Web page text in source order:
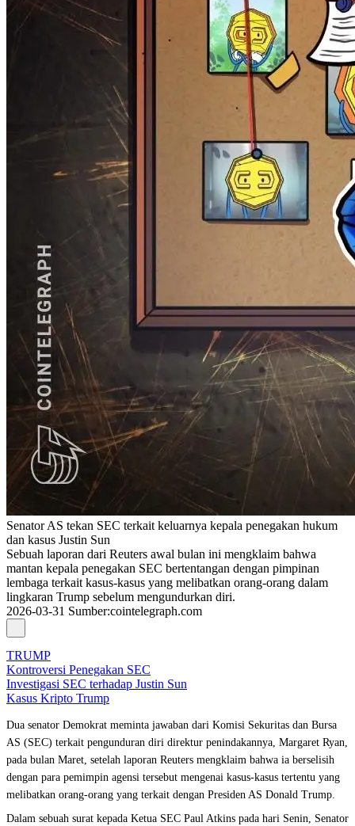
Senator AS tekan SEC terkait keluarnya kepala penegakan hukum
dan kasus Justin Sun
Sebuah laporan dari Reuters awal bulan ini mengklaim bahwa
mantan kepala penegakan SEC bertentangan dengan pimpinan
lembaga terkait kasus-kasus yang melibatkan orang-orang dalam
lingkaran Trump sebelum mengundurkan diri.
2026-03-31 Sumber:cointelegraph.com
TRUMP
Kontroversi Penegakan SEC
Investigasi SEC terhadap Justin Sun
Kasus Kripto Trump
Dua senator Demokrat meminta jawaban dari Komisi Sekuritas dan Bursa
AS (SEC) terkait pengunduran diri direktur penindakannya, Margaret Ryan,
pada bulan Maret, setelah laporan Reuters mengklaim bahwa ia berselisih
dengan para pemimpin agensi tersebut mengenai kasus-kasus tertentu yang
melibatkan orang-orang yang terkait dengan Presiden AS Donald Trump.
Dalam sebuah surat kepada Ketua SEC Paul Atkins pada hari Senin, Senator